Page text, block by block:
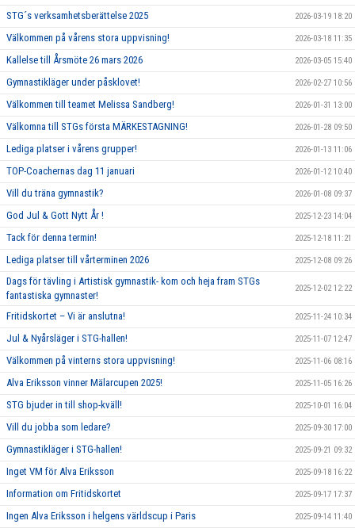
STG´s verksamhetsberättelse 2025 2026-03-19 18:20
Välkommen på vårens stora uppvisning! 2026-03-18 11:35
Kallelse till Årsmöte 26 mars 2026 2026-03-05 15:40
Gymnastikläger under påsklovet! 2026-02-27 10:56
Välkommen till teamet Melissa Sandberg! 2026-01-31 13:00
Välkomna till STGs första MÄRKESTAGNING! 2026-01-28 09:50
Lediga platser i vårens grupper! 2026-01-13 11:06
TOP-Coachernas dag 11 januari 2026-01-12 10:40
Vill du träna gymnastik? 2026-01-08 09:37
God Jul & Gott Nytt År ! 2025-12-23 14:04
Tack för denna termin! 2025-12-18 11:21
Lediga platser till vårterminen 2026 2025-12-08 09:26
Dags för tävling i Artistisk gymnastik- kom och heja fram STGs
fantastiska gymnaster!
2025-12-02 12:22
Fritidskortet – Vi är anslutna! 2025-11-24 10:34
Jul & Nyårsläger i STG-hallen! 2025-11-07 12:47
Välkommen på vinterns stora uppvisning! 2025-11-06 08:16
Alva Eriksson vinner Mälarcupen 2025! 2025-11-05 16:26
STG bjuder in till shop-kväll! 2025-10-01 16:04
Vill du jobba som ledare? 2025-09-30 17:00
Gymnastikläger i STG-hallen! 2025-09-21 09:32
Inget VM för Alva Eriksson 2025-09-18 16:22
Information om Fritidskortet 2025-09-17 17:37
Ingen Alva Eriksson i helgens världscup i Paris 2025-09-14 11:40